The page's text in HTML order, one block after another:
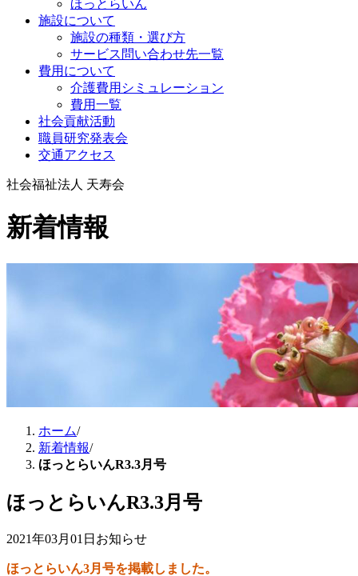
ほっとらいん
施設について
施設の種類・選び方
サービス問い合わせ先一覧
費用について
介護費用シミュレーション
費用一覧
社会貢献活動
職員研究発表会
交通アクセス
社会福祉法人 天寿会
新着情報
ホーム/
新着情報/
ほっとらいんR3.3月号
ほっとらいんR3.3月号
2021年03月01日 お知らせ
ほっとらいん3月号を掲載しました。